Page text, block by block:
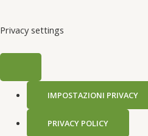
Privacy settings
IMPOSTAZIONI PRIVACY
PRIVACY POLICY